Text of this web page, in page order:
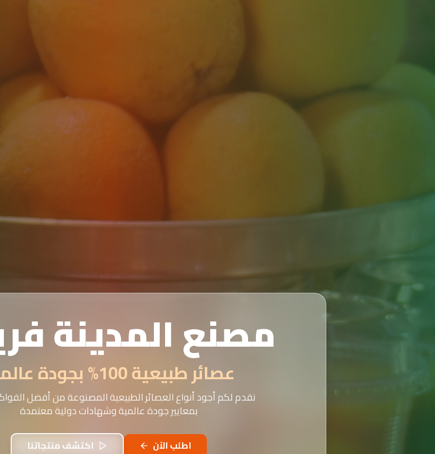
مصنع المدينة
عصائر طبيعية 100% بجودة عالمية
نقدم لكم أجود أنواع العصائر الطبيعية المصنوعة من أفضل
بمعايير جودة عالمية وشهادات دولية معتمدة
اطلب الآن اكتشف منتجاتنا